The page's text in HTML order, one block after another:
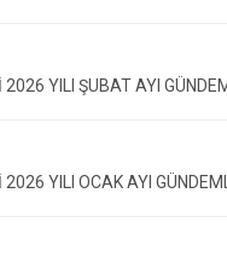
2026 YILI ŞUBAT AYI
2026 YILI OCAK AYI